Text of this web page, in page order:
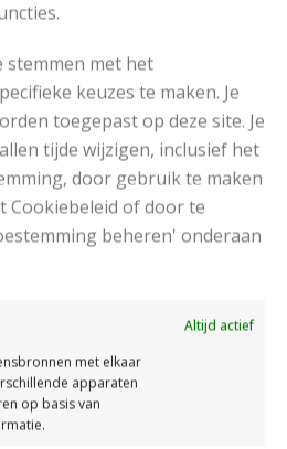
stemmen met het
keuzes te maken. Je
toegepast op deze site. Je
tijde wijzigen, inclusief het
door gebruik te maken
Cookiebeleid of door te
beheren' onderaan
Altijd actief
met elkaar
apparaten
op basis van
Watterson is een
boek krijg je een compleet